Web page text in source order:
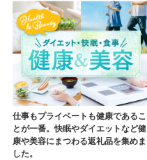
仕事もプライベートも健康であるこ
とが一番。快眠やダイエットなど健
康や美容にまつわる返礼品を集めま
した。